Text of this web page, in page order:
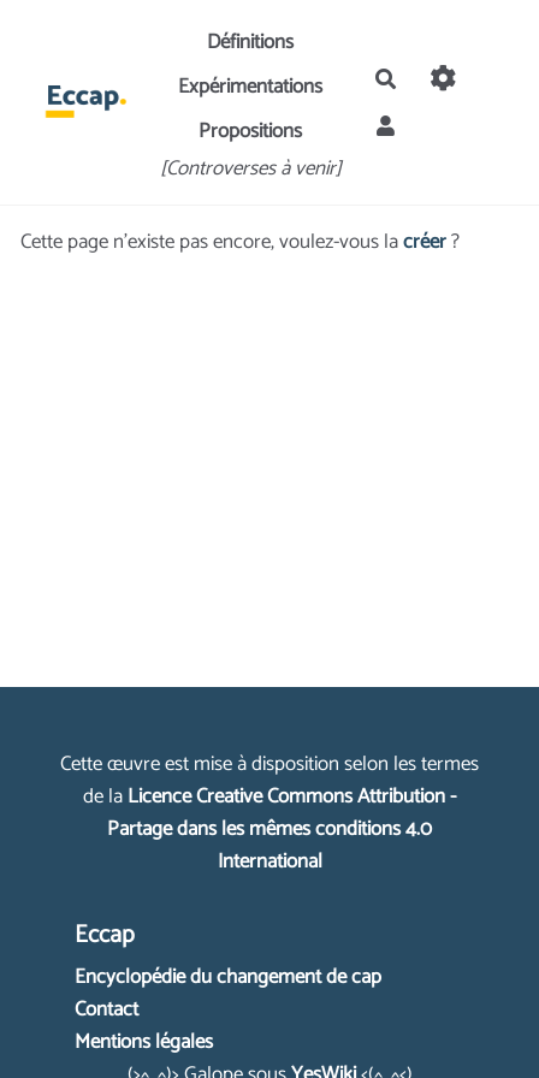
Aller au contenu principalDéfinitions
Expérimentations
Propositions
[Controverses à venir]
Rechercher
Cette page n'existe pas encore, voulez-vous lacréer?
Cette œuvre est mise à disposition selon les termes
de laLicence Creative Commons Attribution -
Partage dans les mêmes conditions 4.0
International
Eccap
Encyclopédie du changement de cap
Contact
Mentions légales